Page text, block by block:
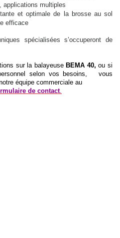
applications multiples
et optimale de la brosse au sol
efficace
spécialisées s’occuperont de
sur la balayeuse BEMA 40,ou si
selon vos besoins,
vous
équipe commerciale au
de contact.